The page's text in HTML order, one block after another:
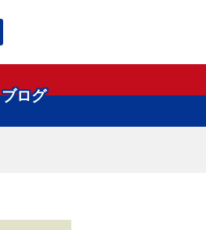
ブログ